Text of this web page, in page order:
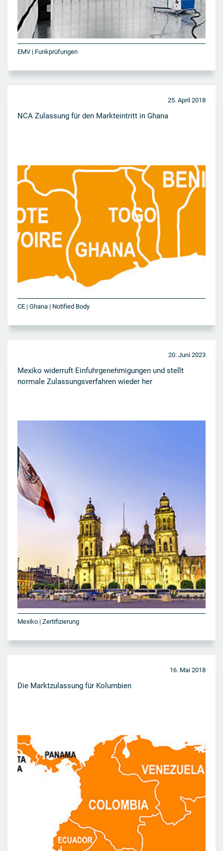
EMV | Funkprüfungen
25. April 2018
NCA Zulassung für den Markteintritt in Ghana
CE | Ghana | Notified Body
20. Juni 2023
Mexiko widerruft Einfuhrgenehmigungen und stellt
normale Zulassungsverfahren wieder her
Mexiko | Zertifizierung
16. Mai 2018
Die Marktzulassung für Kolumbien